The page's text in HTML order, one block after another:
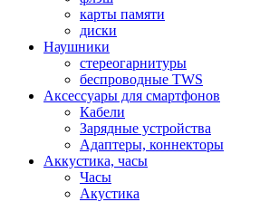
карты памяти
диски
Наушники
стереогарнитуры
беспроводные TWS
Аксессуары для смартфонов
Кабели
Зарядные устройства
Адаптеры, коннекторы
Аккустика, часы
Часы
Акустика